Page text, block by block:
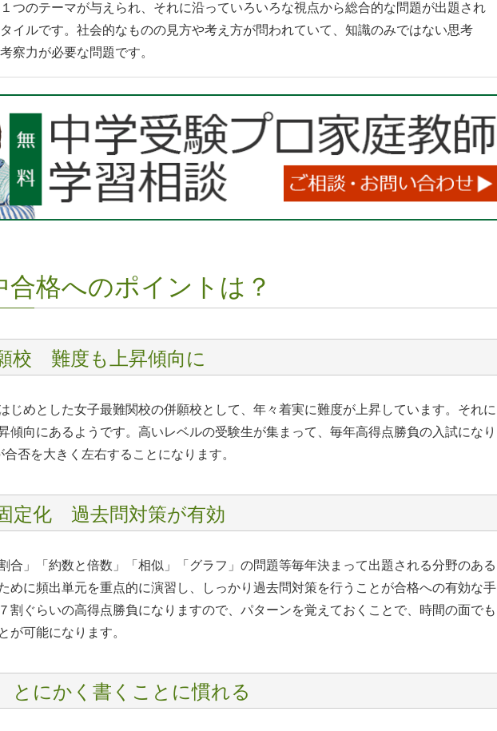
つのテーマが与えられ、それに沿っていろいろな視点から総合的な問題が出題され
イルです。社会的なものの見方や考え方が問われていて、知識のみではない思考
察力が必要な問題です。
合格へのポイントは？
校 難度も上昇傾向に
じめとした女子最難関校の併願校として、年々着実に難度が上昇しています。それに
傾向にあるようです。高いレベルの受験生が集まって、毎年高得点勝負の入試になり
否を大きく左右することになります。
定化 過去問対策が有効
合」「約数と倍数」「相似」「グラフ」の問題等毎年決まって出題される分野のある
めに頻出単元を重点的に演習し、しっかり過去問対策を行うことが合格への有効な手
割ぐらいの高得点勝負になりますので、パターンを覚えておくことで、時間の面でも
が可能になります。
にかく書くことに慣れる